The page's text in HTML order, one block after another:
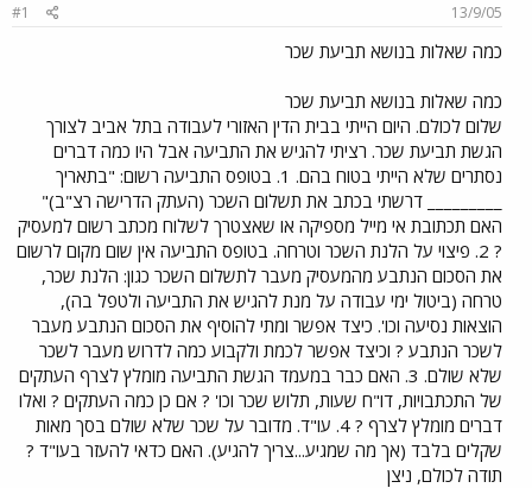
ך
13/9/05
#1
כמה שאלות בנושא תביעת שכר
כמה שאלות בנושא תביעת שכר
שלום לכולם. היום הייתי בבית הדין האזורי לעבודה בתל אביב לצורך
הגשת תביעת שכר. רציתי להגיש את התביעה אבל היו כמה דברים
נסתרים שלא הייתי בטוח בהם. 1. בטופס התביעה רשום: "בתאריך
_________ דרשתי בכתב את תשלום השכר (העתק הדרישה רצ"ב)"
האם תכתובת אי מייל מספיקה או שאצטרך לשלוח מכתב רשום למעסיק
? 2. פיצוי על הלנת השכר וטרחה. בטופס התביעה אין שום מקום לרשום
את הסכום הנתבע מהמעסיק מעבר לתשלום השכר כגון: הלנת שכר,
טרחה (ביטול ימי עבודה על מנת להגיש את התביעה ולטפל בה),
הוצאות נסיעה וכו'. כיצד אפשר ומתי להוסיף את הסכום הנתבע מעבר
לשכר הנתבע ? וכיצד אפשר לכמת ולקבוע כמה לדרוש מעבר לשכר
שלא שולם. 3. האם כבר במעמד הגשת התביעה מומלץ לצרף העתקים
של התכתבויות, דו"ח שעות, תלוש שכר וכו' ? אם כן כמה העתקים ? ואלו
דברים מומלץ לצרף ? 4. עו"ד. מדובר על שכר שלא שולם בסך מאות
שקלים בלבד (אך מה שמגיע...צריך להגיע). האם כדאי להעזר בעו"ד ?
תודה לכולם, ניצן